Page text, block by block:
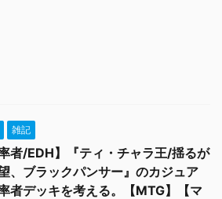
雑記
率者/EDH】『ティ・チャラ王/揺るが
、ブラックパンサー』のカジュア
者デッキを考える。【MTG】【マ